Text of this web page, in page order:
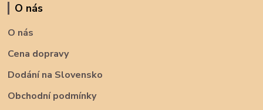
O nás
O nás
Cena dopravy
Dodání na Slovensko
Obchodní podmínky